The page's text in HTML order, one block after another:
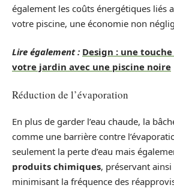
également les coûts énergétiques liés
votre piscine, une économie non
Lire également : Design : une
votre jardin avec une piscine noire
Réduction de l’évaporation
En plus de garder l’eau chaude, la
comme une barrière contre
seulement la perte d’eau mais
produits chimiques, préservant ainsi
minimisant la fréquence des